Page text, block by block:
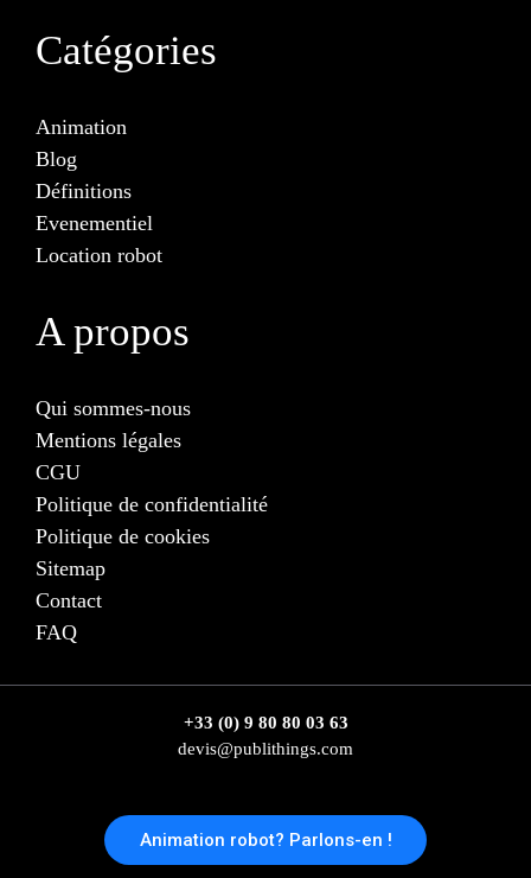
Catégories
Animation
Blog
Définitions
Evenementiel
Location robot
A propos
Qui sommes-nous
Mentions légales
CGU
Politique de confidentialité
Politique de cookies
Sitemap
Contact
FAQ
+33 (0) 9 80 80 03 63
devis@publithings.com
Animation robot? Parlons-en !